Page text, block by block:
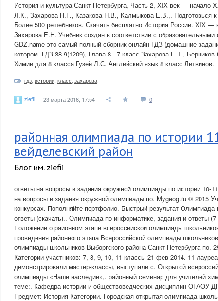
История и культура Санкт-Петербурга, Часть 2, XIX век — начало
Л.К., Захарова Н.Г., Казакова Н.В., Калмыкова Е.В.,. Подготовься
Более 500 решебников. Скачать бесплатно История России. XIX —
Захарова Е.Н. Учебник создан в соответствии с образовательными
GDZ.name это самый полный сборник онлайн ГДЗ (домашние
котором. ГДЗ 38.9(1209), Глава 8.. 7 класс Захарова Е.Т.,
Химии для 8 класса Гузей Л.С. Английский язык 8 класс Литвинов.
гдз истории класс захарова
ziefii 23 марта 2016, 17:54 0
районная олимпиада по истории
вейделевский район
Блог им. ziefii
ответы на вопросы и задания окружной олимпиады по истории
на вопросы и задания окружной олимпиады по. Mygeog.ru © 2015
конкурсах. Пополняйте портфолио. Быстрый результат Олимпиада
ответы (скачать).. Олимпиада по информатике, задания и ответы
Положение о районном этапе всероссийской олимпиады
проведения районного этапа Всероссийской олимпиады
олимпиады школьников Выборгского района Санкт-Петербурга по.
Категории участников: 7, 8, 9, 10, 11 классы 21 фев 2014. 11
демонстрировали мастер-классы, выступали с. Открытой
олимпиады «Наше наследие»,. районный семинар для учителей
теме:. Кафедра истории и обществоведческих дисциплин ОГАОУ
Предмет: История Категории. Городская открытая олимпиада